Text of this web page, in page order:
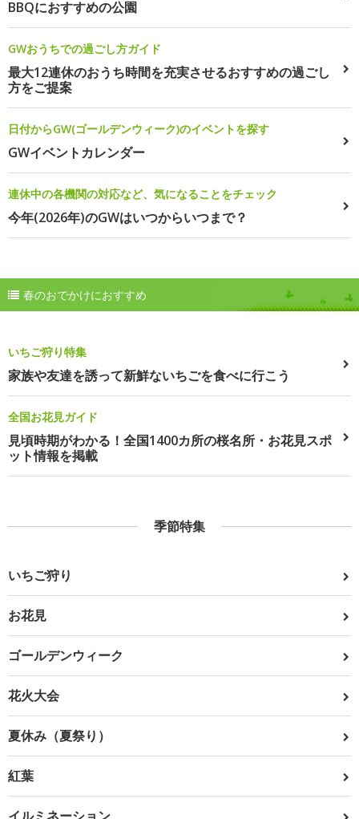
BBQにおすすめの公園
GWおうちでの過ごし方ガイド
最大12連休のおうち時間を充実させるおすすめの過ごし
方をご提案
日付からGW(ゴールデンウィーク)のイベントを探す
GWイベントカレンダー
連休中の各機関の対応など、気になることをチェック
今年(2026年)のGWはいつからいつまで？
春のおでかけにおすすめ
いちご狩り特集
家族や友達を誘って新鮮ないちごを食べに行こう
全国お花見ガイド
見頃時期がわかる！全国1400カ所の桜名所・お花見スポ
ット情報を掲載
季節特集
いちご狩り
お花見
ゴールデンウィーク
花火大会
夏休み（夏祭り）
紅葉